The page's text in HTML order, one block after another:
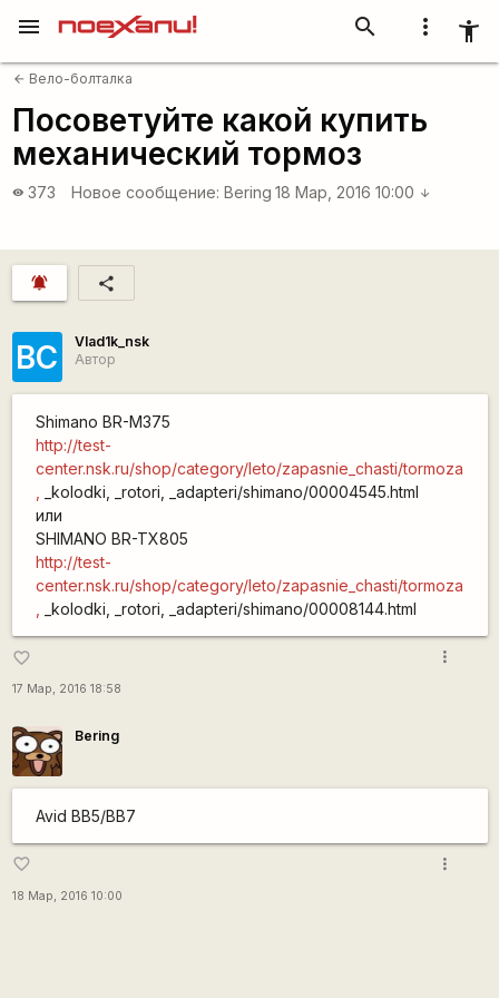
more_vert accessibility_new
search
menu
arrow_back Вело-болталка
Посоветуйте какой купить
механический тормоз
visibility 373 Новое сообщение: Bering 18 Мар, 2016 10:00 arrow_downward
notifications_active share
ВС
Vlad1k_nsk
Автор
Shimano BR-M375
http://test-
center.nsk.ru/shop/category/leto/zapasnie_chasti/tormoza
_kolodki, _rotori, _adapteri/shimano/00004545.html
или
SHIMANO BR-TX805
http://test-
center.nsk.ru/shop/category/leto/zapasnie_chasti/tormoza
_kolodki, _rotori, _adapteri/shimano/00008144.html
favorite_border
17 Мар, 2016 18:58
more_vert
Bering
Avid BB5/BB7
favorite_border
18 Мар, 2016 10:00
more_vert